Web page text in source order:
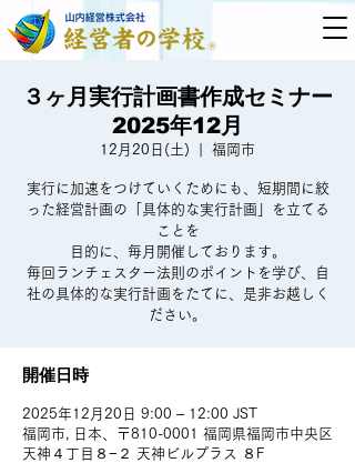
３ヶ月実行計画書作成セミナー
2025年12月
12月20日(土) 福岡市
実行に加速をつけていくためにも、短期間に絞
った経営計画の「具体的な実行計画」を立てる
ことを
目的に、毎月開催しております。
毎回ランチェスター法則のポイントを学び、自
社の具体的な実行計画をたてに、是非お越しく
ださい。
開催日時
2025年12月20日 9:00 – 12:00 JST
福岡市, 日本、〒810-0001 福岡県福岡市中央区
天神４丁目８−２ 天神ビルプラス ８F